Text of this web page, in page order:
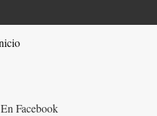
En Facebook